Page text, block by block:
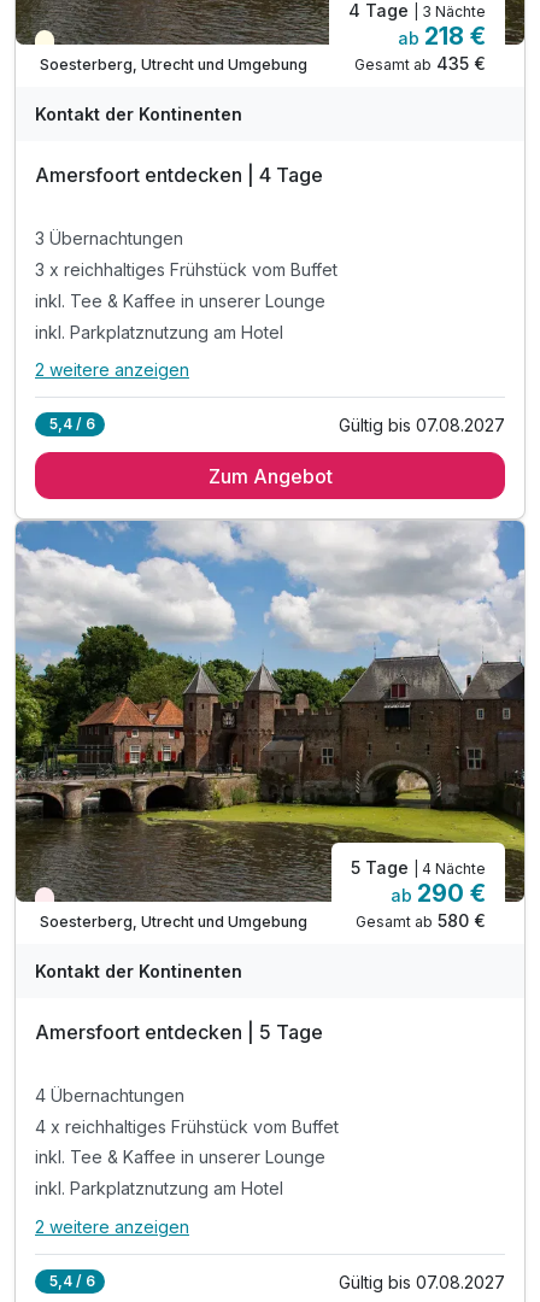
Ausstattung
Für 3 Tage p.P. ab 230,00 €
Einzelzimmer Standard
1 Erwachsenen und 1 Kind
Teilweise ausgelastet
Soesterberg, Utrecht und Umgebung
4 Tage | 3 Nächte
ab 218 €
Gesamt ab 435 €
Kontakt der Kontinenten
Amersfoort entdecken | 4 Tage
3 Übernachtungen
3 x reichhaltiges Frühstück vom Buffet
inkl. Tee & Kaffee in unserer Lounge
inkl. Parkplatznutzung am Hotel
Alle Inklusivleistungen
3 x reichhaltiges Frühstück vom Buffet
inkl. Parkplatznutzung am Hotel
inkl. W-LAN im Hotel
Coffee to go
2 weitere anzeigen
5,4 / 6 Gültig bis 07.08.2027
Zum Angebot
Nur noch Restplätze
Soesterberg, Utrecht und Umgebung
5 Tage | 4 Nächte
ab 290 €
Gesamt ab 580 €
Kontakt der Kontinenten
Amersfoort entdecken | 5 Tage
4 Übernachtungen
4 x reichhaltiges Frühstück vom Buffet
inkl. Tee & Kaffee in unserer Lounge
inkl. Parkplatznutzung am Hotel
Alle Inklusivleistungen
2 weitere anzeigen
5,4 / 6 Gültig bis 07.08.2027